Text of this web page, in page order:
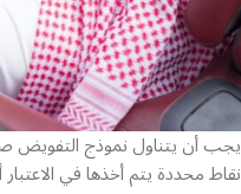
يجب أن يتناول نموذج
نقاط محددة يتم أخذها في